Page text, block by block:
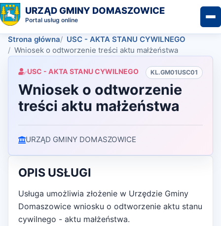
URZĄD GMINY DOMASZOWICE
Portal usług online
Strona główna
USC - AKTA STANU CYWILNEGO
Wniosek o odtworzenie treści aktu małżeństwa
USC - AKTA STANU CYWILNEGO KL.GM01USC01
Wniosek o odtworzenie
treści aktu małżeństwa
URZĄD GMINY DOMASZOWICE
OPIS USŁUGI
Usługa umożliwia złożenie w Urzędzie Gminy
Domaszowice wniosku o odtworzenie aktu stanu
cywilnego - aktu małżeństwa.